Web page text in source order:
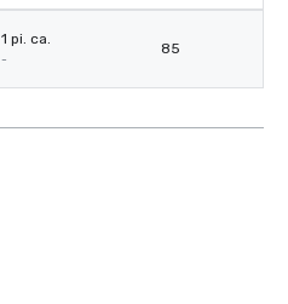
1 pi. ca.
-
85